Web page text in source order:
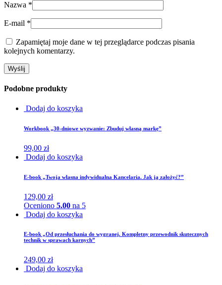
Nazwa *
E-mail *
Zapamiętaj moje dane w tej przeglądarce podczas pisania
kolejnych komentarzy.
Podobne produkty
Dodaj do koszyka
Workbook „30-dniowe wyzwanie: Zbuduj własną markę”
99,00 zł
Dodaj do koszyka
E-book „Twoja własna indywidualna Kancelaria. Jak ją założyć?”
129,00 zł
Oceniono 5.00 na 5
Dodaj do koszyka
E-book „Od przesłuchania do wygranej. Kompletny przewodnik skutecznych
technik w sprawach karnych”
249,00 zł
Dodaj do koszyka